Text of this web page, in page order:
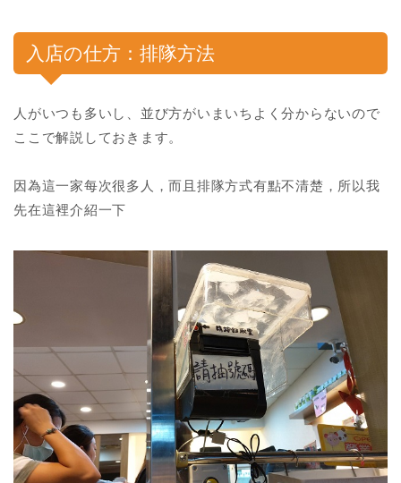
入店の仕方：排隊方法
人がいつも多いし、並び方がいまいちよく分からないので
ここで解説しておきます。
因為這一家每次很多人，而且排隊方式有點不清楚，所以我
先在這裡介紹一下